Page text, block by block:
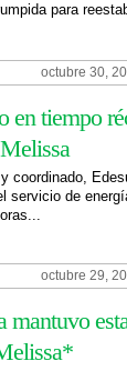
para
octubre 30,
en tiempo
coordinado,
servicio de
octubre 29,
mantuvo